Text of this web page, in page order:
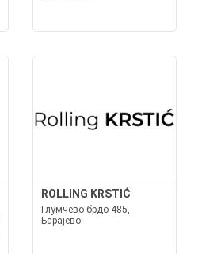
ROLLING KRSTIĆ
Глумчево брдо 485,
Барајево